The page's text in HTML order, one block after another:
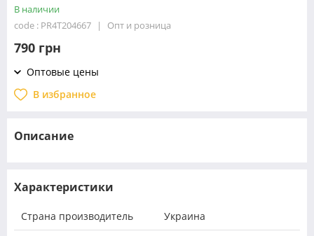
В наличии
code : PR4T204667
Опт и розница
790 грн
Оптовые цены
В избранное
Описание
Характеристики
Страна производитель Украина